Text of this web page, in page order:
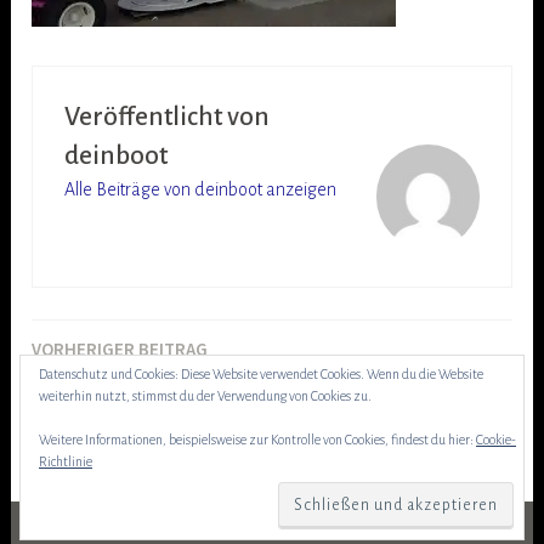
Veröffentlicht von
deinboot
Alle Beiträge von deinboot anzeigen
Beitragsnavigation
VORHERIGER BEITRAG
Header30.08.18
Datenschutz und Cookies: Diese Website verwendet Cookies. Wenn du die Website
weiterhin nutzt, stimmst du der Verwendung von Cookies zu.
Weitere Informationen, beispielsweise zur Kontrolle von Cookies, findest du hier: Cookie-
Richtlinie